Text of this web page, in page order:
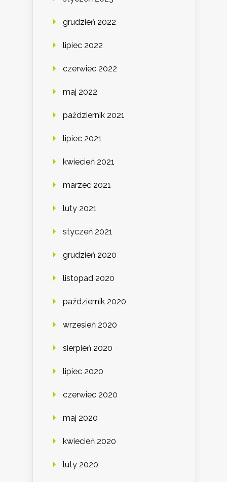
grudzień 2022
lipiec 2022
czerwiec 2022
maj 2022
październik 2021
lipiec 2021
kwiecień 2021
marzec 2021
luty 2021
styczeń 2021
grudzień 2020
listopad 2020
październik 2020
wrzesień 2020
sierpień 2020
lipiec 2020
czerwiec 2020
maj 2020
kwiecień 2020
luty 2020